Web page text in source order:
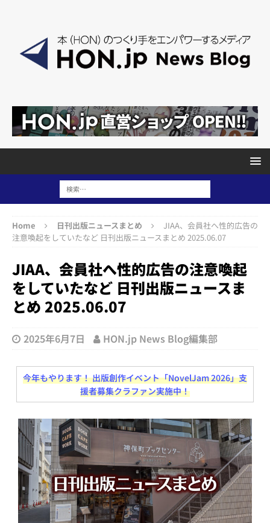
Home 日刊出版ニュースまとめ
JIAA、会員社へ性的広告の
注意喚起をしていたなど 日刊出版ニュースまとめ 2025.06.07
JIAA、会員社へ性的広告の注意喚起
をしていたなど 日刊出版ニュースま
とめ 2025.06.07
2025年6月7日 HON.jp News Blog編集部
今年もやります！ 出版創作イベント「NovelJam 2026」支
援者募集クラファン実施中！